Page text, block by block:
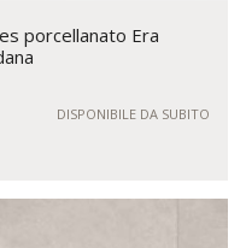
porcellanato Era
DISPONIBILE DA SUBITO